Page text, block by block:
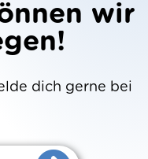
wir
dich gerne bei